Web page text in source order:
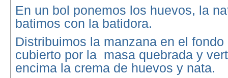
En un bol ponemos los huevos, la
batimos con la batidora.
Distribuimos la manzana en el fondo
cubierto por la masa quebrada y
encima la crema de huevos y nata.